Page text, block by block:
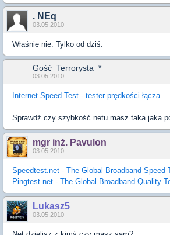
. NEq
03.05.2010
Właśnie nie. Tylko od dziś.
Gość_Terrorysta_*
03.05.2010
Internet Speed Test - tester prędkości łącza
Sprawdź czy szybkość netu masz taka jaka
mgr inż. Pavulon
03.05.2010
Speedtest.net - The Global Broadband Speed
Pingtest.net - The Global Broadband Quality
Lukasz5
03.05.2010